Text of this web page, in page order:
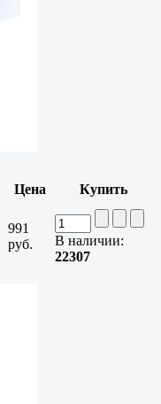
Цена Купить
991
руб.
В наличии:
22307